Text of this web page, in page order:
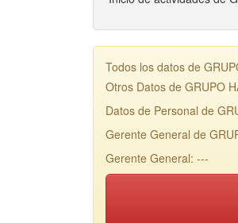
Todos los datos de
Otros Datos de GRUPO
Datos de Personal de
Gerente General de
Gerente General: ---